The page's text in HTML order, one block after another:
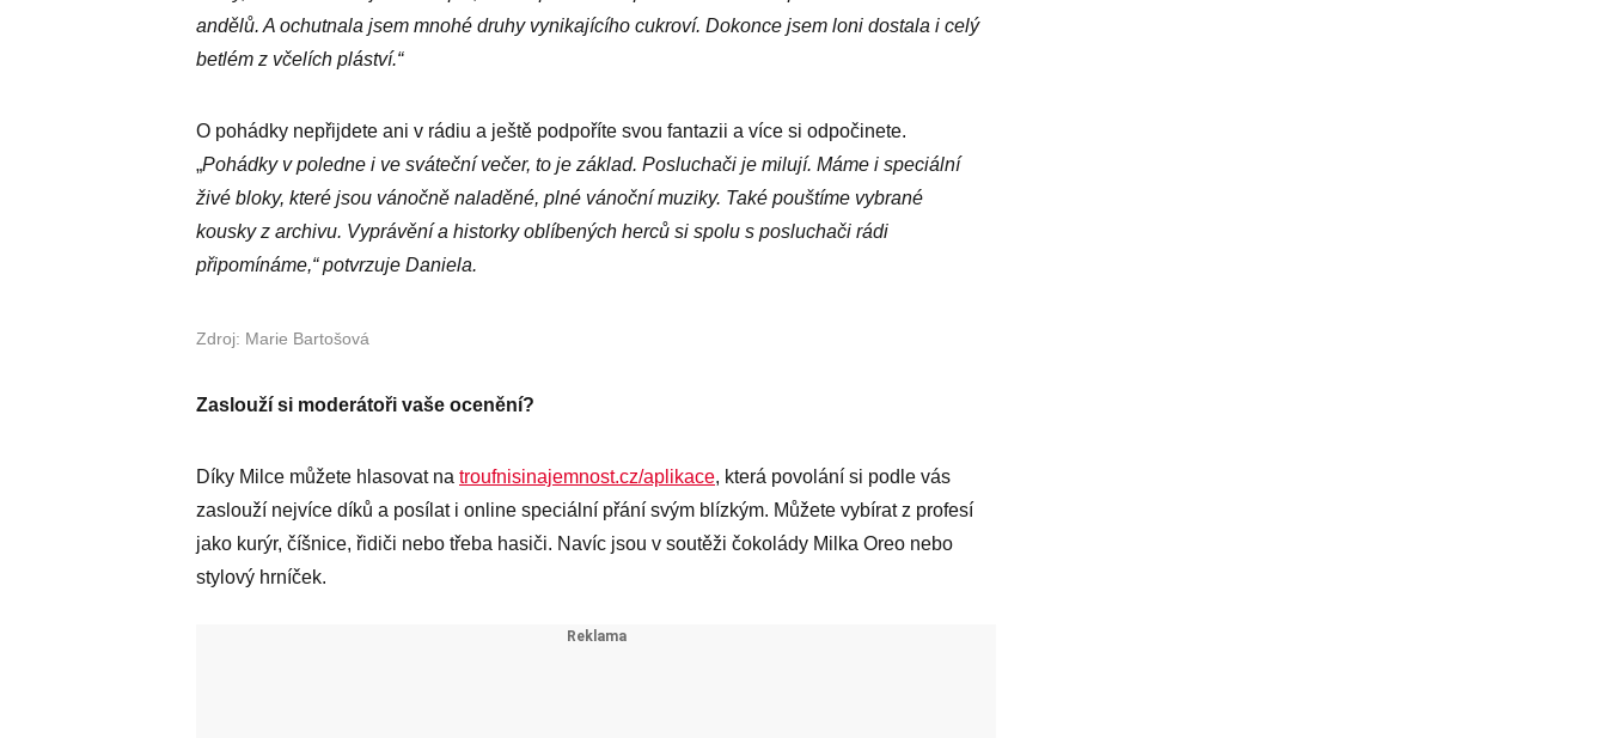
andělů. A ochutnala jsem mnohé druhy vynikajícího cukroví. Dokonce jsem loni dostala i celý
betlém z včelích pláství.“
O pohádky nepřijdete ani v rádiu a ještě podpoříte svou fantazii a více si odpočinete.
„Pohádky v poledne i ve sváteční večer, to je základ. Posluchači je milují. Máme i speciální
živé bloky, které jsou vánočně naladěné, plné vánoční muziky. Také pouštíme vybrané
kousky z archivu. Vyprávění a historky oblíbených herců si spolu s posluchači rádi
připomínáme,“ potvrzuje Daniela.
Zdroj: Marie Bartošová
Zaslouží si moderátoři vaše ocenění?
Díky Milce můžete hlasovat na troufnisinajemnost.cz/aplikace, která povolání si podle vás
zaslouží nejvíce díků a posílat i online speciální přání svým blízkým. Můžete vybírat z profesí
jako kurýr, číšnice, řidiči nebo třeba hasiči. Navíc jsou v soutěži čokolády Milka Oreo nebo
stylový hrníček.